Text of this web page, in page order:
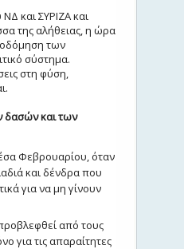
και ΣΥΡΙΖΑ και
της αλήθειας, η ώρα
των
σύστημα.
στη φύση,
δασών και των
Φεβρουαρίου, όταν
και δένδρα που
για να μη γίνουν
από τους
για τις απαραίτητες